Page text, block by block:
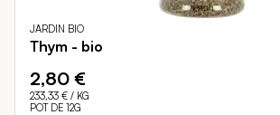
JARDIN BIO
Thym - bio
2,80 €
233,33 € / KG
POT DE 12G